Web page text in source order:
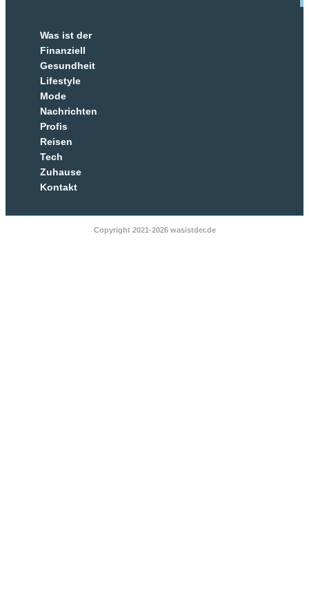
Was ist der
Finanziell
Gesundheit
Lifestyle
Mode
Nachrichten
Profis
Reisen
Tech
Zuhause
Kontakt
Copyright 2021-2026 wasistder.de